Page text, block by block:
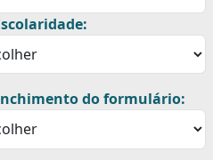
do formulário: